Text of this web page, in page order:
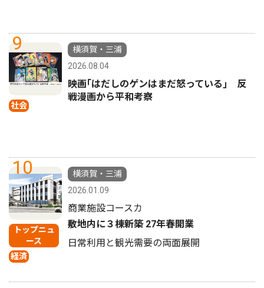
9
社会
横須賀・三浦
2026.08.04
映画｢はだしのゲンはまだ怒っている｣ 反
戦漫画から平和考察
10
トップニュ
ース
経済
横須賀・三浦
2026.01.09
商業施設コースカ
敷地内に３棟新築 27年春開業
日常利用と観光需要の両面展開